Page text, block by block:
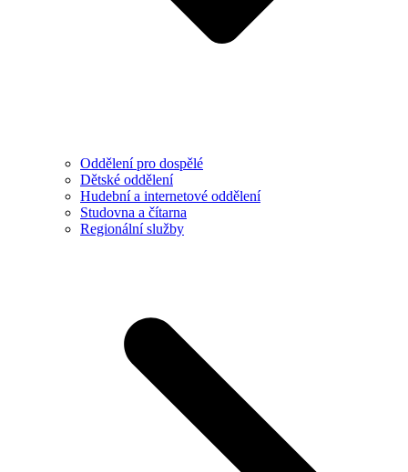
Oddělení pro dospělé
Dětské oddělení
Hudební a internetové oddělení
Studovna a čítarna
Regionální služby